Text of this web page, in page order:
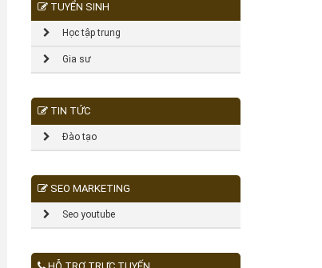
TUYỂN SINH
Học tập trung
Gia sư
TIN TỨC
Đào tạo
SEO MARKETING
Seo youtube